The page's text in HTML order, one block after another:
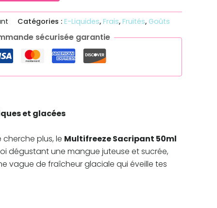
Catégories : E-Liquides, Frais, Fruités, Goûts
sécurisée garantie
et glacées
plus, le Multifreeze Sacripant 50ml
dégustant une mangue juteuse et sucrée,
vague de fraîcheur glaciale qui éveille tes